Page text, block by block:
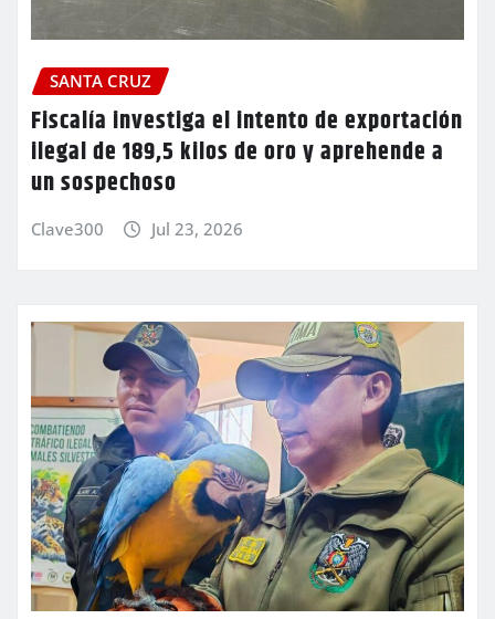
SANTA CRUZ
Fiscalía investiga el intento de exportación
ilegal de 189,5 kilos de oro y aprehende a
un sospechoso
Clave300 Jul 23, 2026